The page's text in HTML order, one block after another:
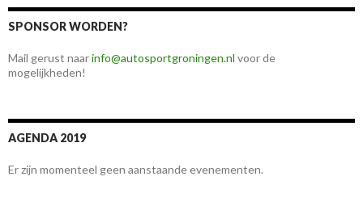
SPONSOR WORDEN?
Mail gerust naarinfo@autosportgroningen.nl voor de
mogelijkheden!
AGENDA 2019
Er zijn momenteel geen aanstaande evenementen.